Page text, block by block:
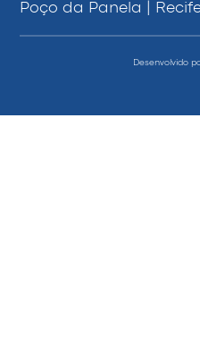
Poço da Panela | Recife
Desenvolvido